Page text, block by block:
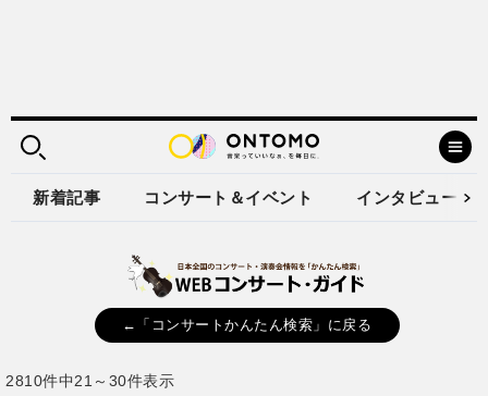
新着記事 コンサート＆イベント インタビュー
←「コンサートかんたん検索」に戻る
2810件中21～30件表示